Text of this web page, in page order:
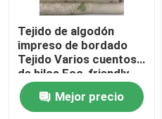
Tejido de algodón
impreso de bordado
Tejido Varios cuentos
de hilos Eco-friendly
M04-LK011
Mejor precio